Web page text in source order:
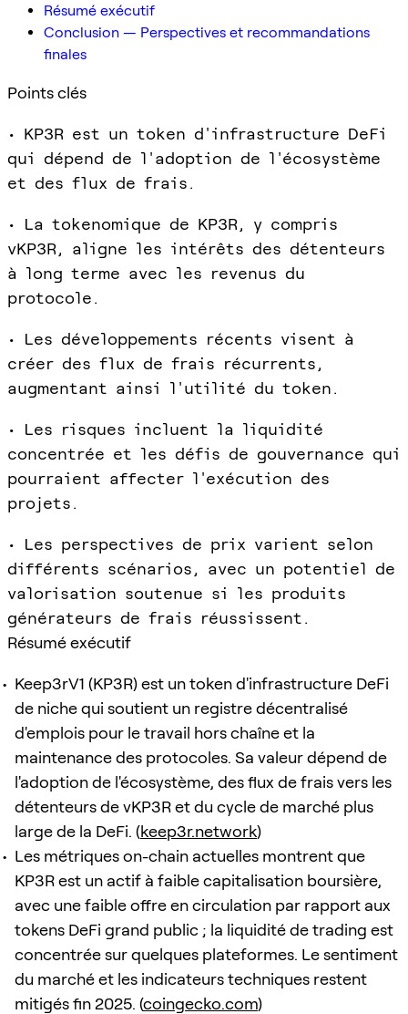
Résumé exécutif
Conclusion — Perspectives et recommandations
finales
Points clés
• KP3R est un token d'infrastructure DeFi
qui dépend de l'adoption de l'écosystème
et des flux de frais.
• La tokenomique de KP3R, y compris
vKP3R, aligne les intérêts des détenteurs
à long terme avec les revenus du
protocole.
• Les développements récents visent à
créer des flux de frais récurrents,
augmentant ainsi l'utilité du token.
• Les risques incluent la liquidité
concentrée et les défis de gouvernance qui
pourraient affecter l'exécution des
projets.
• Les perspectives de prix varient selon
différents scénarios, avec un potentiel de
valorisation soutenue si les produits
générateurs de frais réussissent.
Résumé exécutif
Keep3rV1 (KP3R) est un token d'infrastructure DeFi
de niche qui soutient un registre décentralisé
d'emplois pour le travail hors chaîne et la
maintenance des protocoles. Sa valeur dépend de
l'adoption de l'écosystème, des flux de frais vers les
détenteurs de vKP3R et du cycle de marché plus
large de la DeFi. (keep3r.network)
Les métriques on-chain actuelles montrent que
KP3R est un actif à faible capitalisation boursière,
avec une faible offre en circulation par rapport aux
tokens DeFi grand public ; la liquidité de trading est
concentrée sur quelques plateformes. Le sentiment
du marché et les indicateurs techniques restent
mitigés fin 2025. (coingecko.com)